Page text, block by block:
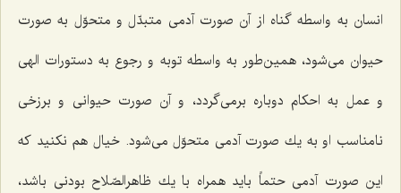
انسان به واسطه گناه از آن صورت آدمی متبدّل و متحوّل به صورت
حیوان می‌شود، همین‌طور به واسطه توبه و رجوع به دستورات الهی
و عمل به احكام دوباره برمی‌گردد، و آن صورت حیوانی و برزخی
نامناسب او به یك صورت آدمی متحوّل می‌شود. خیال هم نكنید كه
این صورت آدمی حتماً باید همراه با یك ظاهرالصّلاح بودنی باشد،